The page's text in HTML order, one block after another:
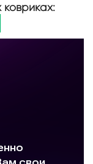
ковриках: